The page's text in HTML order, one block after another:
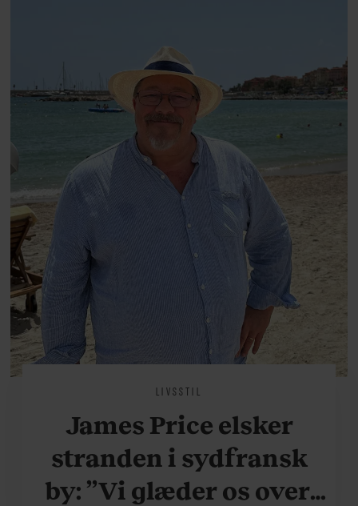
arv, angst, familieliv, frygten for
at miste stemmen og den
livsglæde, han nægter at give slip
på.
LIVSSTIL
James Price elsker
stranden i sydfransk
by: ”Vi glæder os over,